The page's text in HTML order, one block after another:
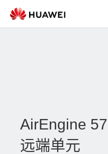
AirEngine
远端单元